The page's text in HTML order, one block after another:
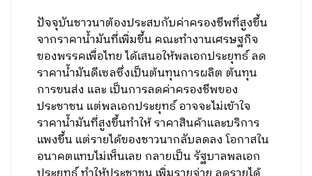
ปัจจุบันชาวนาต้องประสบกับค่าครองชีพที่สูงขึ้น
จากราคาน้ำมันที่เพิ่มขึ้น คณะทำงานเศรษฐกิจ
ของพรรคเพื่อไทย ได้เสนอให้พลเอกประยุทธ์ ลด
ราคาน้ำมันดีเซลซึ่งเป็นต้นทุนการผลิต ต้นทุน
การขนส่ง และ เป็นการลดค่าครองชีพของ
ประชาชน แต่พลเอกประยุทธ์ อาจจะไม่เข้าใจ
ราคาน้ำมันที่สูงขึ้นทำให้ ราคาสินค้าและบริการ
แพงขึ้น แต่รายได้ของชาวนากลับลดลง โอกาสใน
อนาคตแทบไม่เห็นเลย กลายเป็น รัฐบาลพลเอก